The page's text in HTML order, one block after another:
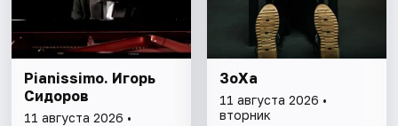
Pianissimo. Игорь
Сидоров
11 августа 2026 •
ЗоХа
11 августа 2026 •
вторник